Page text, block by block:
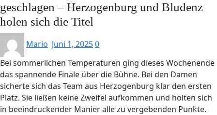
geschlagen – Herzogenburg und Bludenz
holen sich die Titel
Mario Juni 1, 20250
Bei sommerlichen Temperaturen ging dieses Wochenende
das spannende Finale über die Bühne. Bei den Damen
sicherte sich das Team aus Herzogenburg klar den ersten
Platz. Sie ließen keine Zweifel aufkommen und holten sich
in beeindruckender Manier alle zu vergebenden Punkte.